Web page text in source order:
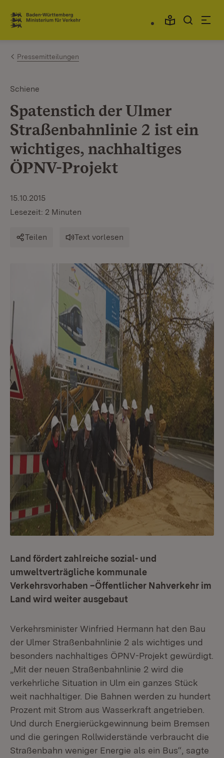
Zum Inhalt springen
Link zur Startseite
Pressemitteilungen
Schiene
Spatenstich der Ulmer
Straßenbahnlinie 2 ist ein
wichtiges, nachhaltiges
ÖPNV-Projekt
15.10.2015
Lesezeit: 2 Minuten
Teilen Text vorlesen
Land fördert zahlreiche sozial- und
umweltverträgliche kommunale
Verkehrsvorhaben –Öffentlicher Nahverkehr im
Land wird weiter ausgebaut
Verkehrsminister Winfried Hermann hat den Bau
der Ulmer Straßenbahnlinie 2 als wichtiges und
besonders nachhaltiges ÖPNV-Projekt gewürdigt.
„Mit der neuen Straßenbahnlinie 2 wird die
verkehrliche Situation in Ulm ein ganzes Stück
weit nachhaltiger. Die Bahnen werden zu hundert
Prozent mit Strom aus Wasserkraft angetrieben.
Und durch Energierückgewinnung beim Bremsen
und die geringen Rollwiderstände verbraucht die
Straßenbahn weniger Energie als ein Bus“, sagte